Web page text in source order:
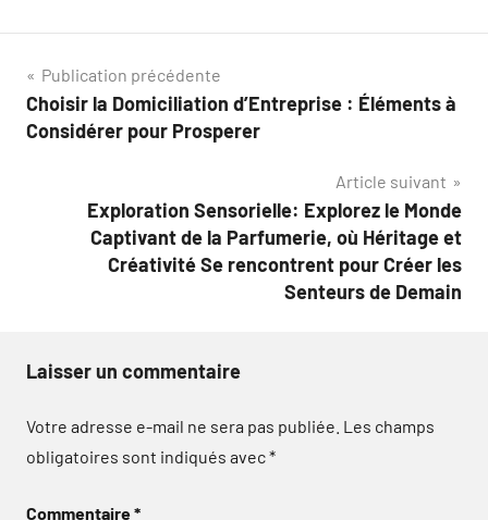
Navigation
de
Publication précédente
Choisir la Domiciliation d’Entreprise : Éléments à
Considérer pour Prosperer
Article suivant
Exploration Sensorielle: Explorez le Monde
Captivant de la Parfumerie, où Héritage et
Créativité Se rencontrent pour Créer les
Senteurs de Demain
Laisser un commentaire
Votre adresse e-mail ne sera pas publiée. Les champs
obligatoires sont indiqués avec*
Commentaire*